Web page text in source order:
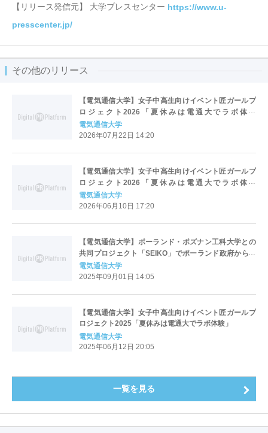
【リリース発信元】 大学プレスセンター https://www.u-
presscenter.jp/
その他のリリース
【電気通信大学】女子中高生向けイベント匠ガールプ
ロジェクト2026「夏休みは電通大でラボ体験
Session2」
電気通信大学
2026年07月22日 14:20
【電気通信大学】女子中高生向けイベント匠ガールプ
ロジェクト2026「夏休みは電通大でラボ体験
Session1」
電気通信大学
2026年06月10日 17:20
【電気通信大学】ポーランド・ポズナン工科大学との
共同プロジェクト「SEIKO」でポーランド政府から大
型グラントを獲得 国際的な教育・研究連携を加速
し、未来のイノベーターを育成
電気通信大学
2025年09月01日 14:05
【電気通信大学】女子中高生向けイベント匠ガールプ
ロジェクト2025「夏休みは電通大でラボ体験」
電気通信大学
2025年06月12日 20:05
一覧を見る